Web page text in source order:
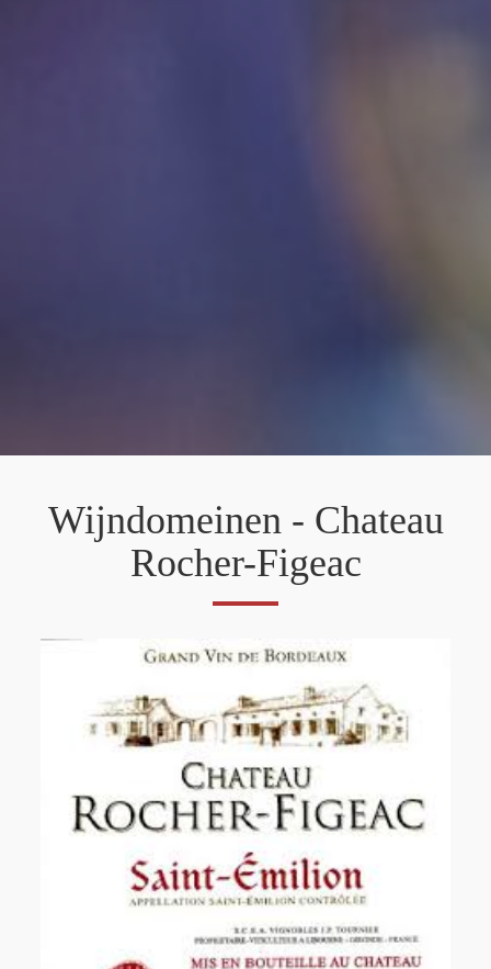
Wijndomeinen - Chateau
Rocher-Figeac